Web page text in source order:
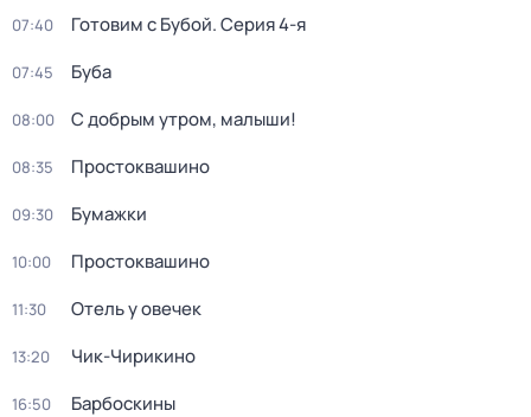
07:40 Готовим с Бубой. Серия 4-я
07:45 Буба
08:00 С добрым утром, малыши!
08:35 Простоквашино
09:30 Бумажки
10:00 Простоквашино
11:30 Отель у овечек
13:20 Чик-Чирикино
16:50 Барбоскины